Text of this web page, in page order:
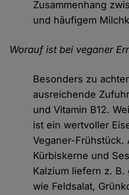
Zusammenhang
und häufigem
Worauf ist bei veganer
Besonders zu
ausreichende
und Vitamin B12.
ist ein wertvoller
Veganer-Frühstück.
Kürbiskerne und
Kalzium liefern z. B.
wie Feldsalat,